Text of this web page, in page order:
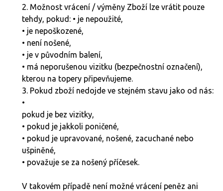
2. Možnost vrácení / výměny Zboží lze vrátit pouze
tehdy, pokud: • je nepoužité,
• je nepoškozené,
• není nošené,
• je v původním balení,
• má neporušenou vizitku (bezpečnostní označení),
kterou na topery připevňujeme.
3. Pokud zboží nedojde ve stejném stavu jako od nás:
•
pokud je bez vizitky,
• pokud je jakkoli poničené,
• pokud je upravované, nošené, zacuchané nebo
ušpiněné,
• považuje se za nošený příčesek.
V takovém případě není možné vrácení peněz ani